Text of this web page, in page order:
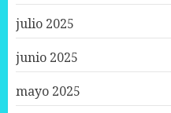
julio 2025
junio 2025
mayo 2025